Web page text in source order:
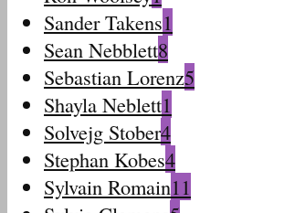
Sander Takens1
Sean Nebblett8
Sebastian Lorenz5
Shayla Neblett1
Solvejg Stober4
Stephan Kobes4
Sylvain Romain11